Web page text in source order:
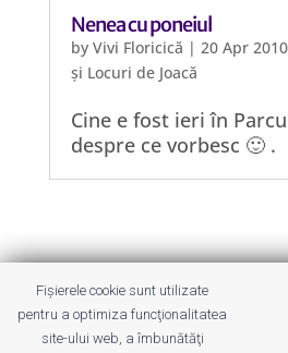
Nenea cu poneiul
by Vivi Floricică | 20 Apr 2010
și Locuri de Joacă
Cine e fost ieri în
despre ce vorbesc 🙂 .
Despre noi Publicitate
Privacy
Fișierele cookie sunt utilizate
pentru a optimiza funcţionalitatea
site-ului web, a îmbunătăţi